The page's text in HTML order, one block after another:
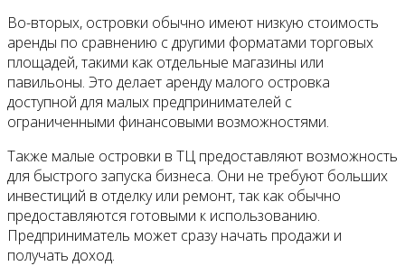
Во-вторых, островки обычно имеют низкую стоимость
аренды по сравнению с другими форматами торговых
площадей, такими как отдельные магазины или
павильоны. Это делает аренду малого островка
доступной для малых предпринимателей с
ограниченными финансовыми возможностями.
Также малые островки в ТЦ предоставляют возможность
для быстрого запуска бизнеса. Они не требуют больших
инвестиций в отделку или ремонт, так как обычно
предоставляются готовыми к использованию.
Предприниматель может сразу начать продажи и
получать доход.